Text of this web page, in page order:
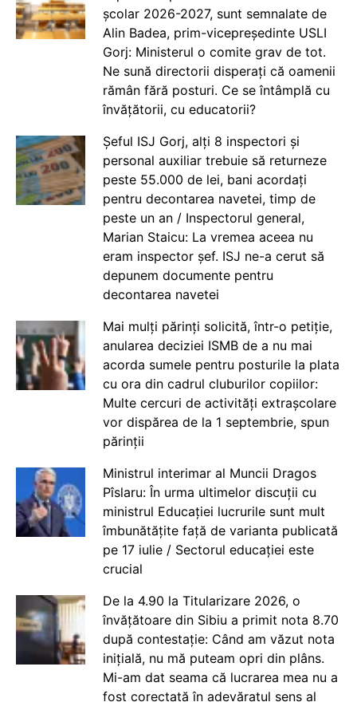
școlar 2026-2027, sunt semnalate de
Alin Badea, prim-vicepreședinte USLI
Gorj: Ministerul o comite grav de tot.
Ne sună directorii disperați că oamenii
rămân fără posturi. Ce se întâmplă cu
învățătorii, cu educatorii?
Șeful ISJ Gorj, alți 8 inspectori și
personal auxiliar trebuie să returneze
peste 55.000 de lei, bani acordați
pentru decontarea navetei, timp de
peste un an / Inspectorul general,
Marian Staicu: La vremea aceea nu
eram inspector șef. ISJ ne-a cerut să
depunem documente pentru
decontarea navetei
Mai mulți părinți solicită, într-o petiție,
anularea deciziei ISMB de a nu mai
acorda sumele pentru posturile la plata
cu ora din cadrul cluburilor copiilor:
Multe cercuri de activități extrașcolare
vor dispărea de la 1 septembrie, spun
părinții
Ministrul interimar al Muncii Dragos
Pîslaru: În urma ultimelor discuții cu
ministrul Educației lucrurile sunt mult
îmbunătățite față de varianta publicată
pe 17 iulie / Sectorul educației este
crucial
De la 4.90 la Titularizare 2026, o
învățătoare din Sibiu a primit nota 8.70
după contestație: Când am văzut nota
inițială, nu mă puteam opri din plâns.
Mi-am dat seama că lucrarea mea nu a
fost corectată în adevăratul sens al